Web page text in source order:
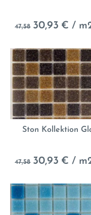
47,58 30,93 € /
Ston Kollektion
47,58 30,93 € /